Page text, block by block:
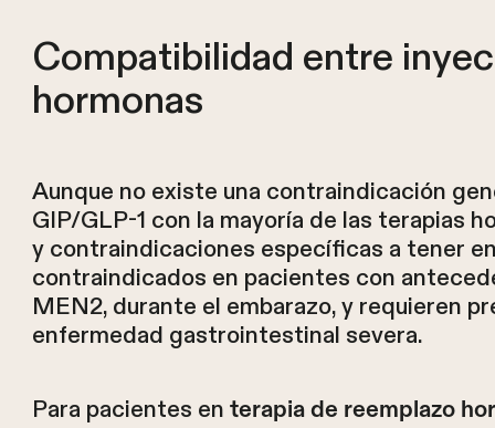
Compatibilidad entre
hormonas
Aunque no existe una contraindicación
GIP/GLP-1 con la mayoría de las terapias
y contraindicaciones específicas a tener
contraindicados en pacientes con
MEN2, durante el embarazo, y requieren
enfermedad gastrointestinal severa.
Para pacientes en terapia de reemplazo